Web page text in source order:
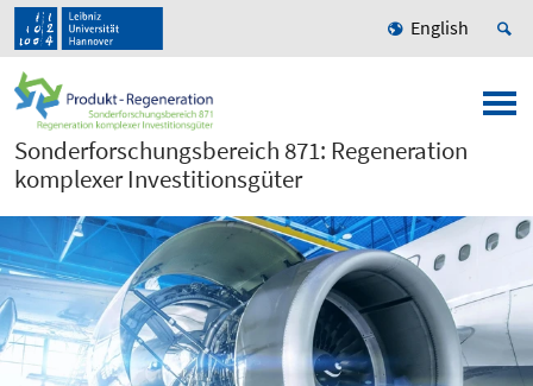
English
Sonderforschungsbereich 871: Regeneration
komplexer Investitionsgüter